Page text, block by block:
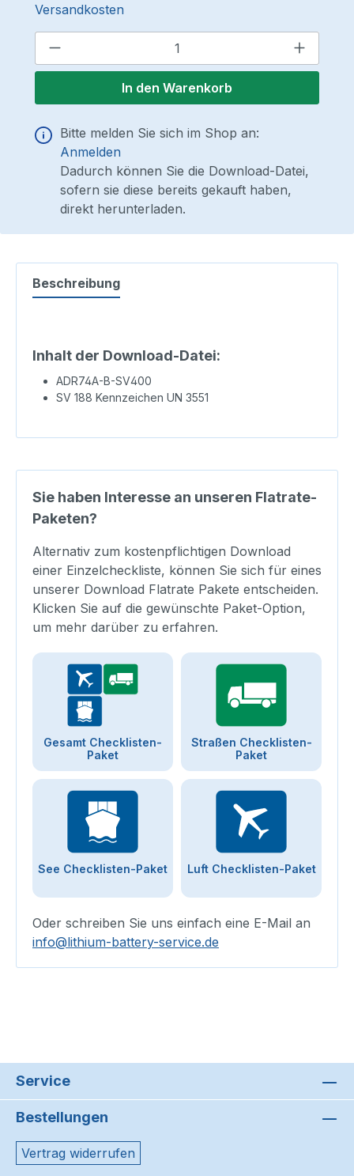
Versandkosten
Produkt Anzahl: Gib den
In den Warenkorb
Bitte melden Sie sich im Shop an:
Anmelden
Dadurch können Sie die Download-Datei,
sofern sie diese bereits gekauft haben,
direkt herunterladen.
Beschreibung
Inhalt der Download-Datei:
ADR74A-B-SV400
SV 188 Kennzeichen UN 3551
Sie haben Interesse an unseren Flatrate-
Paketen?
Alternativ zum kostenpflichtigen Download
einer Einzelcheckliste, können Sie sich für eines
unserer Download Flatrate Pakete entscheiden.
Klicken Sie auf die gewünschte Paket-Option,
um mehr darüber zu erfahren.
Gesamt Checklisten-
Paket
Straßen Checklisten-
Paket
See Checklisten-Paket Luft Checklisten-Paket
Oder schreiben Sie uns einfach eine E-Mail an
info@lithium-battery-service.de
Service
Bestellungen
Vertrag widerrufen